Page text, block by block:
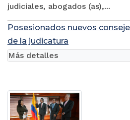
judiciales, abogados (as),...
Posesionados nuevos
de la judicatura
Más detalles